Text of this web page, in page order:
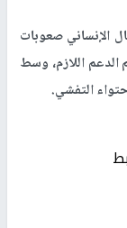
الإنساني صعوبات
الدعم اللازم، وسط
التفشي.